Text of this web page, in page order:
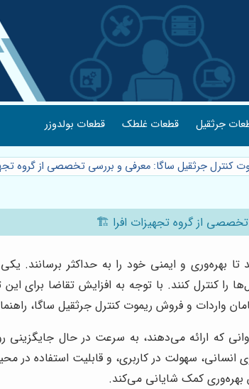
جرثقیل قطعات غلطک قطعات بولدوزر
کنترل جرثقیل ساگا: معرفی و بررسی تخصصی از گروه
از گروه تجهیزات افرا 🏗️
بهره‌وری و ایمنی خود را به حداکثر برسانند.
را کنترل کنند. با توجه به افزایش تقاضا
واردات و فروش ریموت کنترل جرثقیل ساگا،
که ارائه می‌دهند، به سرعت در حال
انسانی، سهولت در کاربری، و قابلیت استفاده
بهره‌وری کمک شایانی می‌کند.